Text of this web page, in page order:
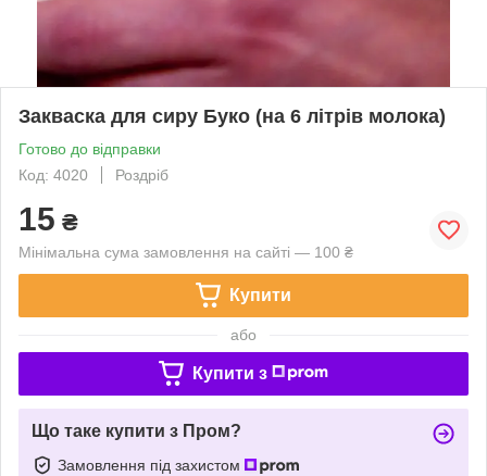
Закваска для сиру Буко (на 6 літрів молока)
Готово до відправки
Код: 4020
Роздріб
15 ₴
Мінімальна сума замовлення на сайті — 100 ₴
Купити
або
Купити з
Що таке купити з Пром?
Замовлення під захистом